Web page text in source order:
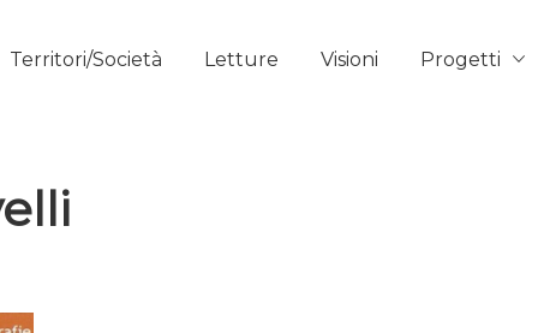
Territori/Società Letture Visioni Progetti